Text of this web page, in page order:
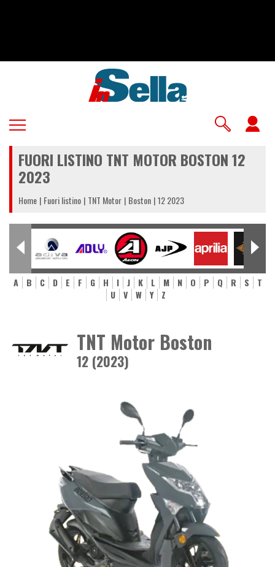
FUORI LISTINO TNT MOTOR BOSTON 12
2023
Home Fuori listino TNT Motor Boston 12 2023
A B C D E F G H I J K L M N O P Q R S
T
U
V W Y Z
TNT Motor Boston
12 (2023)